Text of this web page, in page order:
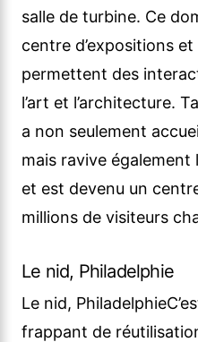
salle de turbine. Ce
centre d’expositions
permettent des
l’art et l’architecture.
a non seulement
mais ravive
et est devenu un
millions de visiteurs
Le nid, Philadelphie
Le nid,
frappant de